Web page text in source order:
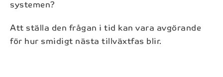
systemen?
Att ställa den frågan i tid kan vara avgörande
för hur smidigt nästa tillväxtfas blir.